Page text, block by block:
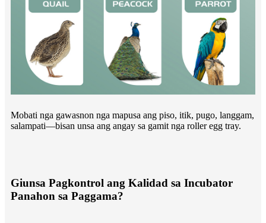
Mobati nga gawasnon nga mapusa ang piso, itik, pugo, langgam,
salampati—bisan unsa ang angay sa gamit nga roller egg tray.
Giunsa Pagkontrol ang Kalidad sa Incubator
Panahon sa Paggama?